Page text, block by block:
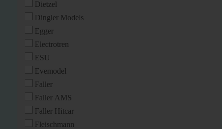
Dietzel
Dingler Models
Egger
Electrotren
ESU
Evemodel
Faller
Faller AMS
Faller Hitcar
Fleischmann